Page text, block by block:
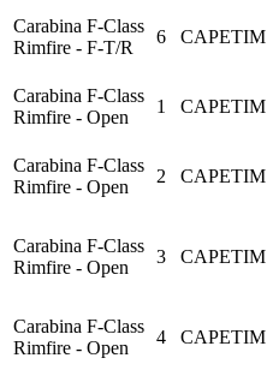
Carabina F-Class
Rimfire - F-T/R
6 CAPETIM
Carabina F-Class
Rimfire - Open
1 CAPETIM
Carabina F-Class
Rimfire - Open
2 CAPETIM
Carabina F-Class
Rimfire - Open
3 CAPETIM
Carabina F-Class
Rimfire - Open
4 CAPETIM